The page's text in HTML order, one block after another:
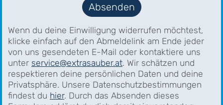
Absenden
Wenn du deine Einwilligung widerrufen möchtest,
klicke einfach auf den Abmeldelink am Ende jeder
von uns gesendeten E-Mail oder kontaktiere uns
unter service@extrasauber.at. Wir schätzen und
respektieren deine persönlichen Daten und deine
Privatsphäre. Unsere Datenschutzbestimmungen
findest du hier. Durch das Absenden dieses